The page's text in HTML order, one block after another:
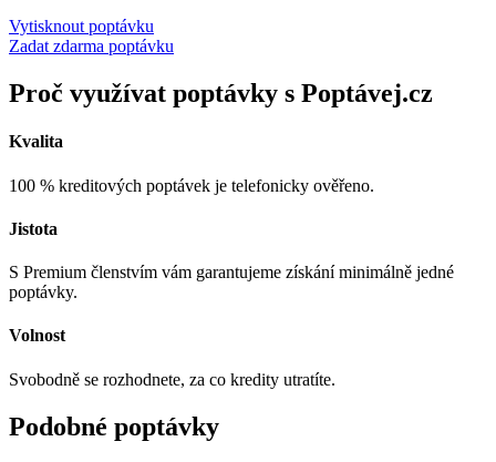
Vytisknout poptávku
Zadat zdarma poptávku
Proč využívat poptávky s Poptávej.cz
Kvalita
100 % kreditových poptávek je telefonicky ověřeno.
Jistota
S Premium členstvím vám garantujeme získání minimálně jedné
poptávky.
Volnost
Svobodně se rozhodnete, za co kredity utratíte.
Podobné poptávky